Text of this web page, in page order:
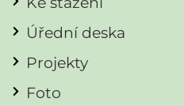
Úřední deska
Projekty
Foto